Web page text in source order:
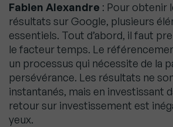
Fabien Alexandre : Pour obtenir
résultats sur Google, plusieurs
essentiels. Tout d’abord, il faut
le facteur temps. Le
un processus qui nécessite de la
persévérance. Les résultats ne
instantanés, mais en investissant
retour sur investissement est
yeux.